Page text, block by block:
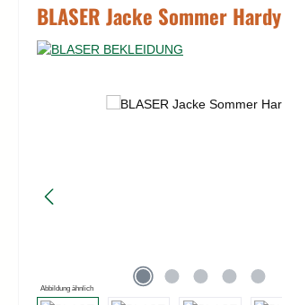
BLASER Jacke Sommer Hardy
Bildergalerie überspringen
Abbildung ähnlich